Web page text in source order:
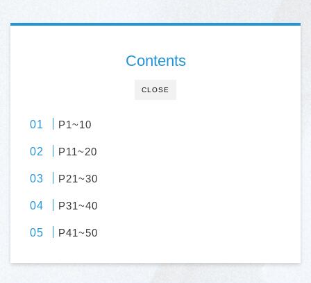
CLOSE
Contents
P1~10
P11~20
P21~30
P31~40
P41~50